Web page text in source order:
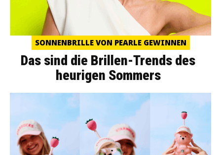
SONNENBRILLE VON PEARLE GEWINNEN
Das sind die Brillen-Trends des
heurigen Sommers